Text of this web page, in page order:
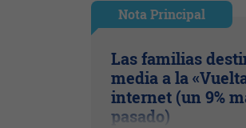
Nota Principal
Las familias
media a la
internet (un 9%
pasado)